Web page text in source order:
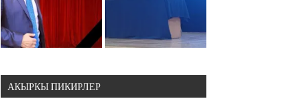
АКЫРКЫ ПИКИРЛЕР